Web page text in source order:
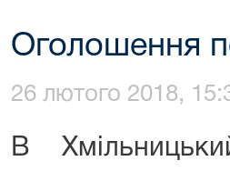
Оголошення
26 лютого 2018,
В